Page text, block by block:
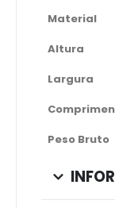
Material
Altura
Largura
Peso Bruto